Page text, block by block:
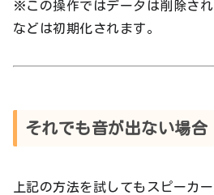
※この操作ではデータは削除さ
などは初期化されます。
それでも音が出ない場合
上記の方法を試してもスピーカ